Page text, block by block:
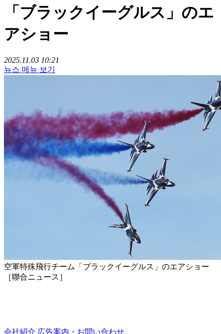
「ブラックイーグルス」のエ
アショー
2025.11.03 10:21
뉴스 메뉴 보기
空軍特殊飛行チーム「ブラックイーグルス」のエアショー
［聯合ニュース］
会社紹介 広告案内・お問い合わせ